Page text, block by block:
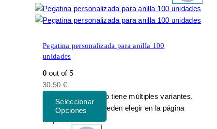
Pegatina personalizada para anilla 100
unidades
0 out of 5
30,50 €
Este producto tiene múltiples variantes.
Las opciones se pueden elegir en la página
de producto